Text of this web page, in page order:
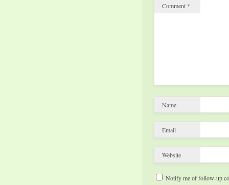
Comment *
Name
Email
Website
Notify me of follow-up